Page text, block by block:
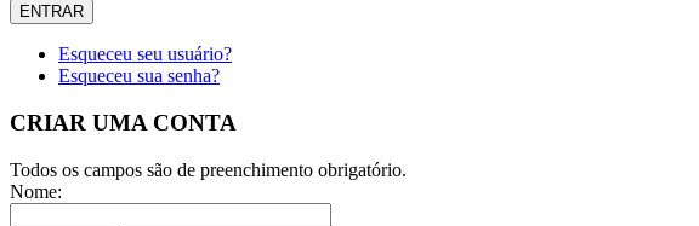
Esqueceu seu usuário?
Esqueceu sua senha?
CRIAR UMA CONTA
Todos os campos são de preenchimento obrigatório.
Nome: